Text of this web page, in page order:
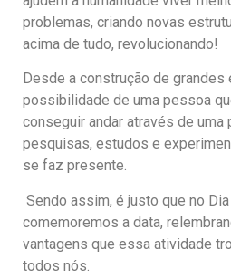
problemas, criando novas
acima de tudo, revolucionando!
Desde a construção de
possibilidade de uma pessoa
conseguir andar através de
pesquisas, estudos e
se faz presente.
Sendo assim, é justo que no Dia
comemoremos a data,
vantagens que essa atividade
todos nós.